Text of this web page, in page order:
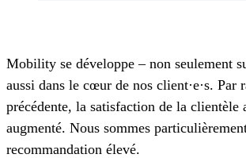
Mobility se développe – non seulement
aussi dans le cœur de nos client·e·s. Par
précédente, la satisfaction de la clientèle
augmenté. Nous sommes
recommandation élevé.